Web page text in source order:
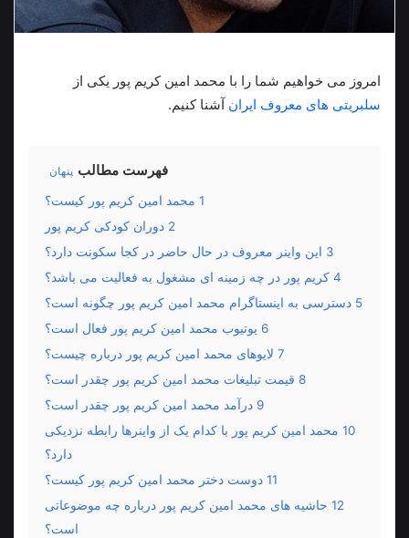
امروز می خواهیم شما را با محمد امین کریم پور یکی از
سلبریتی های معروف ایران آشنا کنیم.
فهرست مطالب پنهان
1 محمد امین کریم پور کیست؟
2 دوران کودکی کریم پور
3 این واینر معروف در حال حاضر در کجا سکونت دارد؟
4 کریم پور در چه زمینه ای مشغول به فعالیت می باشد؟
5 دسترسی به اینستاگرام محمد امین کریم پور چگونه است؟
6 یوتیوب محمد امین کریم پور فعال است؟
7 لایوهای محمد امین کریم پور درباره چیست؟
8 قیمت تبلیغات محمد امین کریم پور چقدر است؟
9 درآمد محمد امین کریم پور چقدر است؟
10 محمد امین کریم پور با کدام یک از واینرها رابطه نزدیکی
دارد؟
11 دوست دختر محمد امین کریم پور کیست؟
12 حاشیه های محمد امین کریم پور درباره چه موضوعاتی
است؟